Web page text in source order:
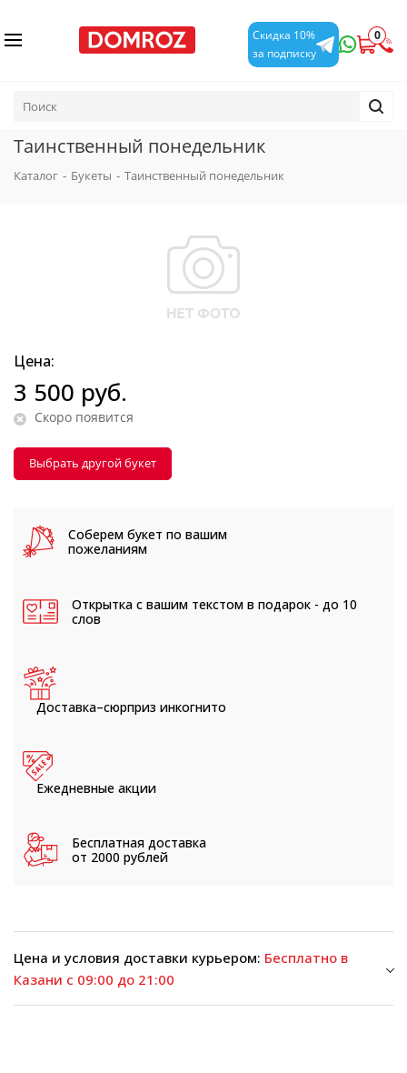
Скидка 10%
за подписку
0
Таинственный понедельник
Каталог - Букеты - Таинственный понедельник
Цена:
3 500 руб.
Скоро появится
Выбрать другой букет
Соберем букет по вашим
пожеланиям
Открытка с вашим текстом в подарок - до 10
слов
Доставка–сюрприз инкогнито
Ежедневные акции
Бесплатная доставка
от 2000 рублей
Цена и условия доставки курьером: Бесплатно в
Казани с 09:00 до 21:00